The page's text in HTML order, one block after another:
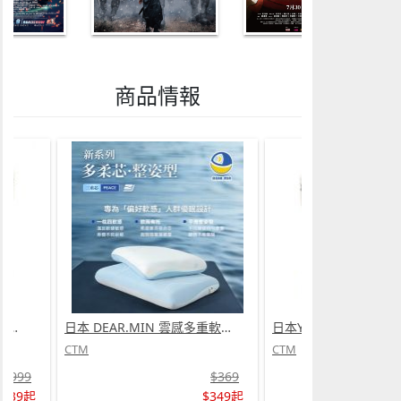
商品情報
日本Yohome 迷你專業級現磨鮮萃奶泡3合1半自動家庭意式咖啡機 (需訂貨)
$999
起
日本 DEAR.MIN 雲感多重軟芯柔托緩壓Peace柔眠枕 (需訂貨)
CTM
$369
$349起
CTM